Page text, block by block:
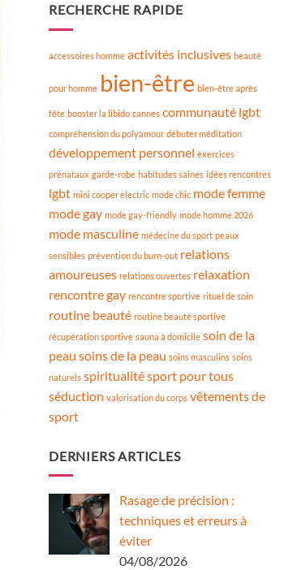
RECHERCHE RAPIDE
accessoires homme activités inclusives beauté
pour homme bien-être bien-être après
fête booster la libido cannes communauté lgbt
compréhension du polyamour débuter méditation
développement personnel exercices
prénataux garde-robe habitudes saines idées rencontres
lgbt mini cooper electric mode chic mode femme
mode gay mode gay-friendly mode homme 2026
mode masculine médecine du sport peaux
sensibles prévention du burn-out relations
amoureuses relations ouvertes relaxation
rencontre gay rencontre sportive rituel de soin
routine beauté routine beauté sportive
récupération sportive sauna à domicile soin de la
peau soins de la peau soins masculins soins
naturels spiritualitésport pour tous
séduction valorisation du corps vêtements de
sport
DERNIERS ARTICLES
Rasage de précision :
techniques et erreurs à
éviter
04/08/2026